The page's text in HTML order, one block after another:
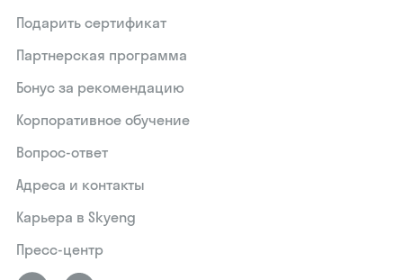
Подарить сертификат
Партнерская программа
Бонус за рекомендацию
Корпоративное обучение
Вопрос-ответ
Адреса и контакты
Карьера в Skyeng
Пресс-центр